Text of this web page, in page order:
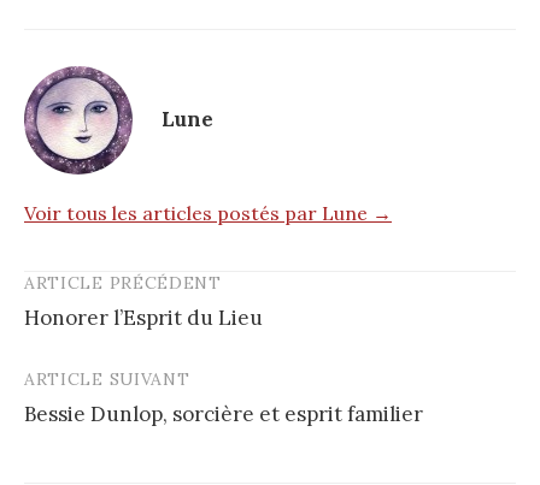
Lune
Voir tous les articles postés par Lune →
Post
navigation
ARTICLE PRÉCÉDENT
Honorer l’Esprit du Lieu
ARTICLE SUIVANT
Bessie Dunlop, sorcière et esprit familier